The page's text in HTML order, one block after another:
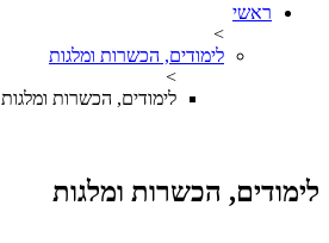
ראשי
>
לימודים, הכשרות ומלגות
>
לימודים, הכשרות ומלגות
לימודים, הכשרות ומלגות